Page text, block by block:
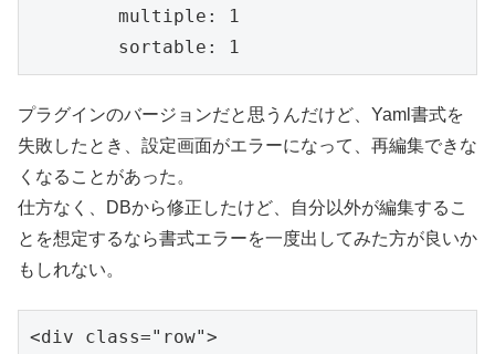
        multiple: 1
        sortable: 1
プラグインのバージョンだと思うんだけど、Yaml書式を
失敗したとき、設定画面がエラーになって、再編集できな
くなることがあった。
仕方なく、DBから修正したけど、自分以外が編集するこ
とを想定するなら書式エラーを一度出してみた方が良いか
もしれない。
<div class="row">